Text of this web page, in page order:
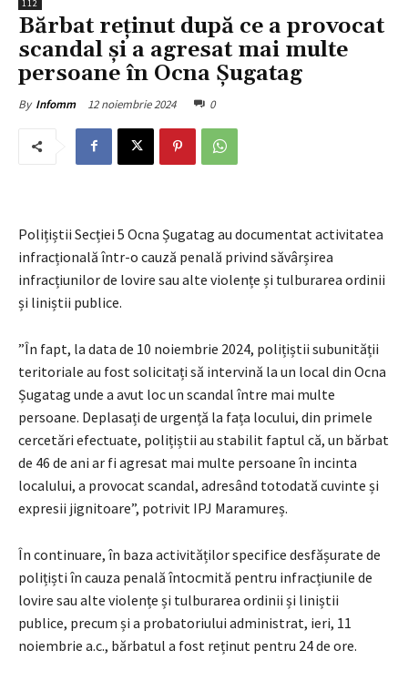
112
Bărbat reținut după ce a provocat
scandal și a agresat mai multe
persoane în Ocna Șugatag
By Infomm 12 noiembrie 2024 0
Polițiștii Secției 5 Ocna Șugatag au documentat activitatea
infracțională într-o cauză penală privind săvârșirea
infracțiunilor de lovire sau alte violențe și tulburarea ordinii
și liniștii publice.
”În fapt, la data de 10 noiembrie 2024, polițiștii subunității
teritoriale au fost solicitați să intervină la un local din Ocna
Șugatag unde a avut loc un scandal între mai multe
persoane. Deplasați de urgență la fața locului, din primele
cercetări efectuate, polițiștii au stabilit faptul că, un bărbat
de 46 de ani ar fi agresat mai multe persoane în incinta
localului, a provocat scandal, adresând totodată cuvinte și
expresii jignitoare”, potrivit IPJ Maramureș.
În continuare, în baza activităților specifice desfășurate de
polițiști în cauza penală întocmită pentru infracțiunile de
lovire sau alte violențe și tulburarea ordinii și liniștii
publice, precum și a probatoriului administrat, ieri, 11
noiembrie a.c., bărbatul a fost reținut pentru 24 de ore.